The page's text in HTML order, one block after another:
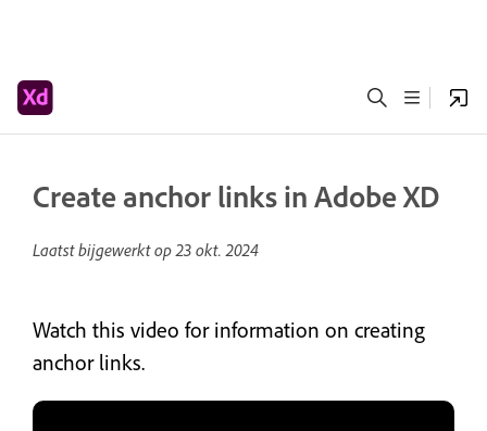
Create anchor links in Adobe XD
Laatst bijgewerkt op23 okt. 2024
Watch this video for information on creating
anchor links.